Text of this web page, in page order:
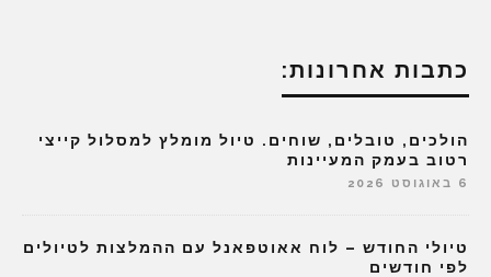
כתבות אחרונות:
הולכים, טובלים, שוחים. טיול מומלץ למסלול קייצי
רטוב בעמק המעיינות
6 באוגוסט 2026
טיולי החודש – לוח אאוטפאנל עם ההמלצות לטיולים
לפי חודשים